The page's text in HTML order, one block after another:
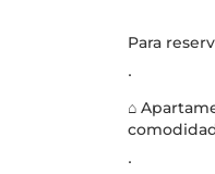
Para
∙
⌂
∙